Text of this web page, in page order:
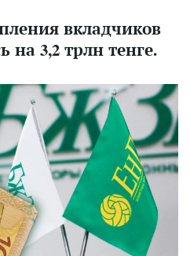
вкладчиков
3,2 трлн тенге.